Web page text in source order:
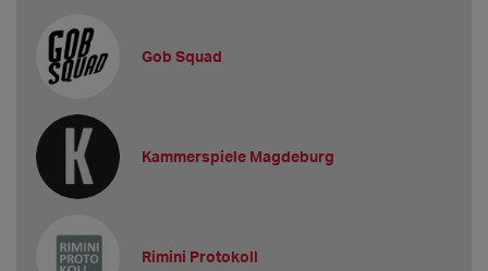
Gob Squad
Kammerspiele Magdeburg
Rimini Protokoll